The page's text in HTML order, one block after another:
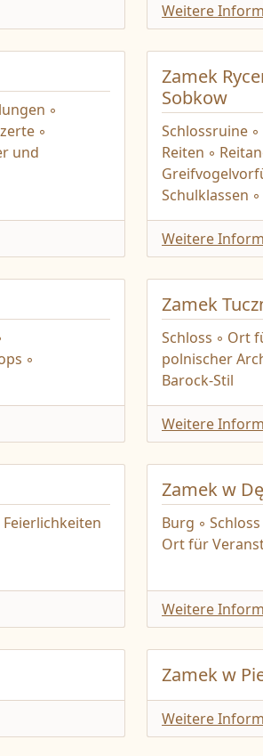
Weitere
◦
◦
und
Zamek
Sobkow
Schlossruine
Reiten ◦
Schulklassen
Weitere
◦
Zamek
Schloss ◦ Ort
polnischer
Barock-Stil
Weitere
Zamek w
Burg ◦
Ort für
Weitere
Zamek w
Weitere